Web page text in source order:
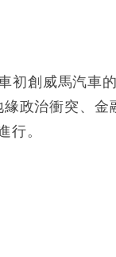
初創威馬汽車
政治衝突、金
行。